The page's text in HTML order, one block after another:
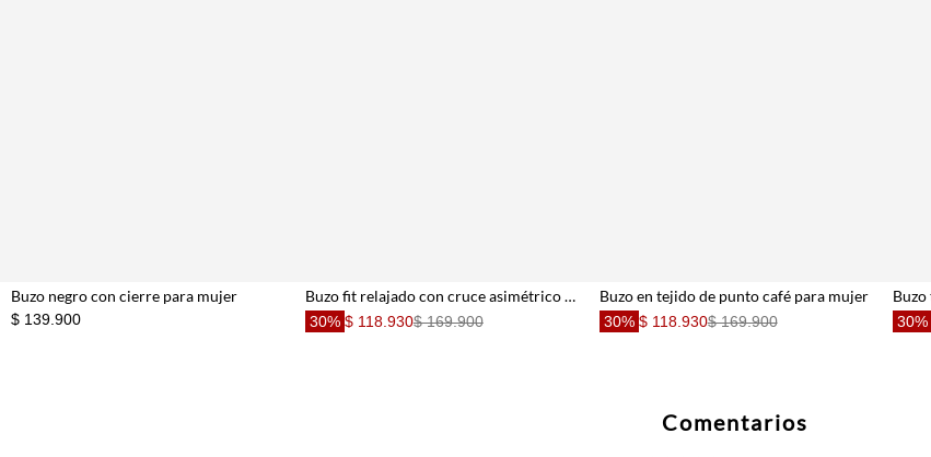
Buzo negro con cierre para mujer
$ 139.900
Buzo fit relajado con cruce asimétrico en algodón verde oliva para mujer
30% $ 118.930$ 169.900
Buzo en tejido de punto café para mujer
30% $ 118.930$ 169.900 30%
Comentarios